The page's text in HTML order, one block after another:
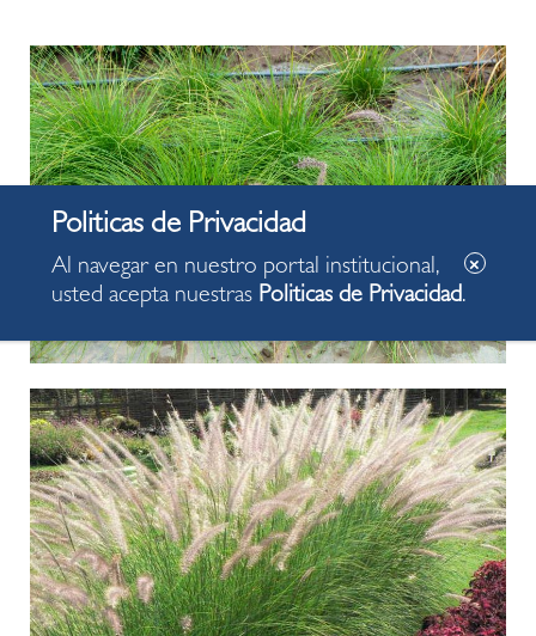
Al navegar en nuestro portal institucional,
usted acepta nuestras Politicas de Privacidad.